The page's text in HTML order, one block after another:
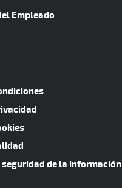
Empleado
de la información